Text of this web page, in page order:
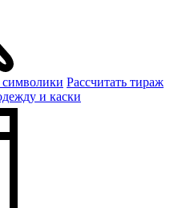
Рассчитать тираж
и каски